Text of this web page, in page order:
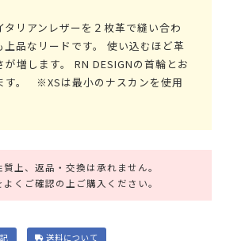
リアンレザーを２枚革で縫い合わ
上品なリードです。 使い込むほど革
増します。 RN DESIGNの首輪とお
す。 ※XSは最小のナスカンを使用
上、返品・交換は承れません。
くご確認の上ご購入ください。
送料について